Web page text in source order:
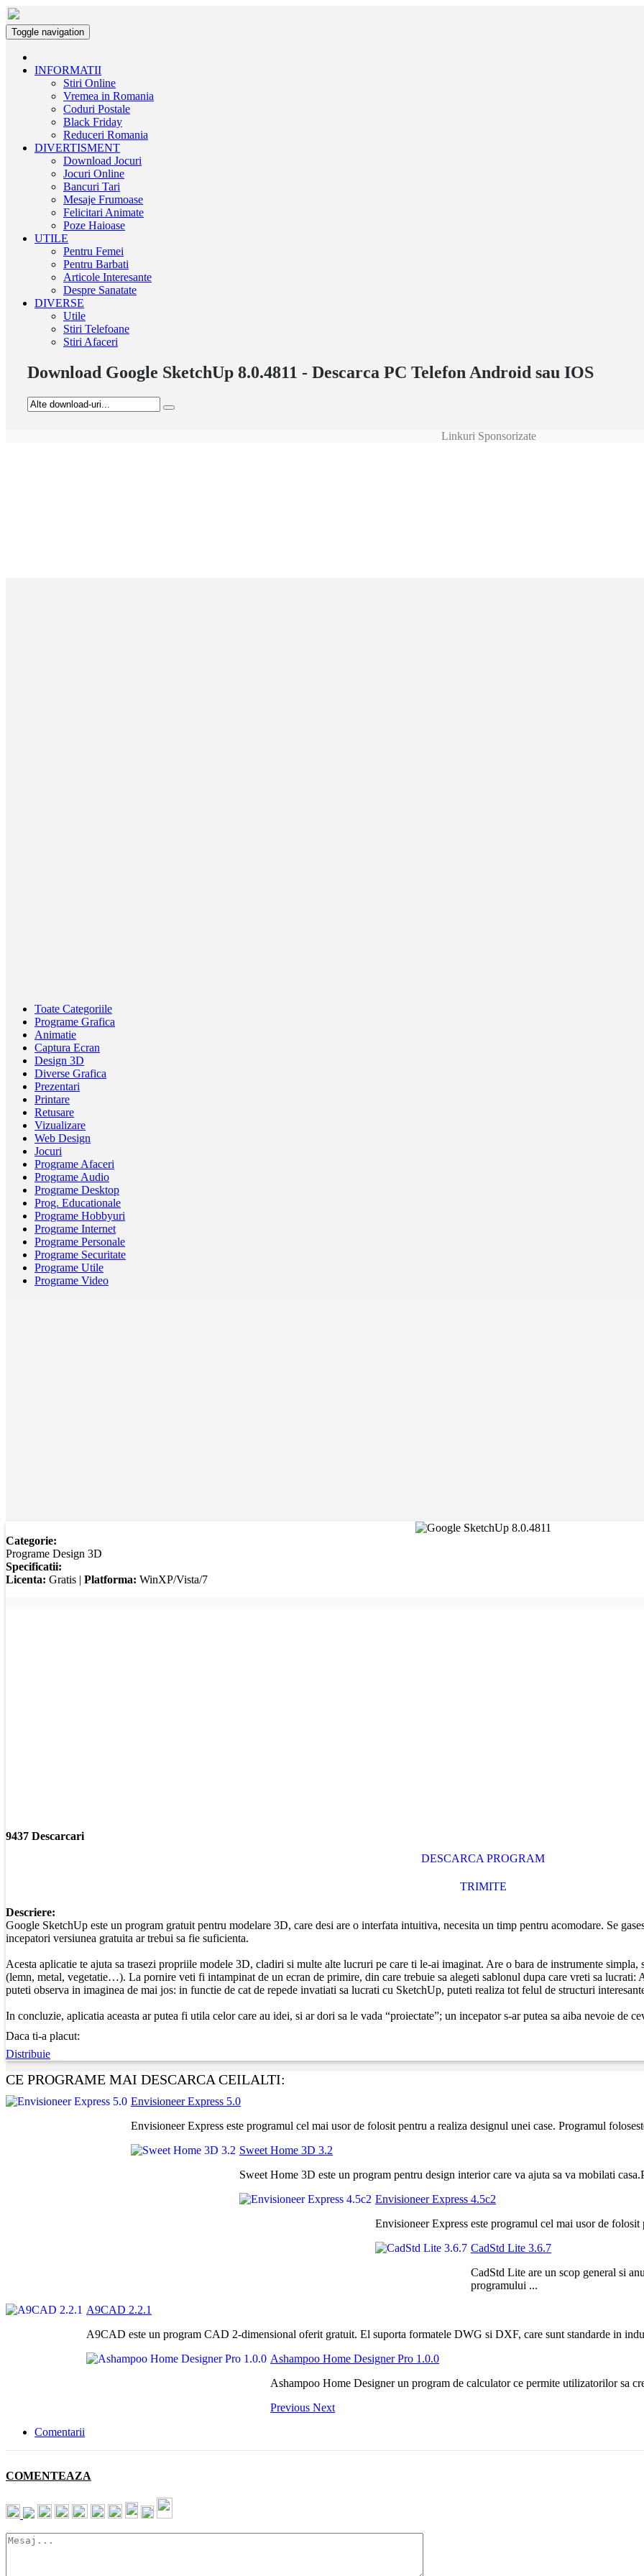
Toggle navigation
INFORMATII
Stiri Online
Vremea in Romania
Coduri Postale
Black Friday
Reduceri Romania
DIVERTISMENT
Download Jocuri
Jocuri Online
Bancuri Tari
Mesaje Frumoase
Felicitari Animate
Poze Haioase
UTILE
Pentru Femei
Pentru Barbati
Articole Interesante
Despre Sanatate
DIVERSE
Utile
Stiri Telefoane
Stiri Afaceri
Download Google SketchUp 8.0.4811 - Descarca PC Telefon Android sau IOS
Linkuri Sponsorizate
Toate Categoriile
Programe Grafica
Animatie
Captura Ecran
Design 3D
Diverse Grafica
Prezentari
Printare
Retusare
Vizualizare
Web Design
Jocuri
Programe Afaceri
Programe Audio
Programe Desktop
Prog. Educationale
Programe Hobbyuri
Programe Internet
Programe Personale
Programe Securitate
Programe Utile
Programe Video
Categorie:
Programe Design 3D
Specificatii:
Licenta: Gratis | Platforma: WinXP/Vista/7
9437 Descarcari
DESCARCA PROGRAM
TRIMITE
Descriere:
Google SketchUp este un program gratuit pentru modelare 3D, care desi are o interfata intuitiva, necesita un timp pentru acomodare. Se
incepatori versiunea gratuita ar trebui sa fie suficienta.
Acesta aplicatie te ajuta sa trasezi propriile modele 3D, cladiri si multe alte lucruri pe care ti le-ai imaginat. Are o bara de instrumente
(lemn, metal, vegetatie…). La pornire veti fi intampinat de un ecran de primire, din care trebuie sa alegeti sablonul dupa care vreti sa lucrati:
puteti observa in imaginea de mai jos: in functie de cat de repede invatiati sa lucrati cu SketchUp, puteti realiza tot felul de structuri
In concluzie, aplicatia aceasta ar putea fi utila celor care au idei, si ar dori sa le vada “proiectate”; un incepator s-ar putea sa aiba nevoie de
Daca ti-a placut:
Distribuie
CE PROGRAME MAI DESCARCA CEILALTI:
Envisioneer Express 5.0
Envisioneer Express este programul cel mai usor de folosit pentru a realiza designul unei case. Programul
Sweet Home 3D 3.2
Sweet Home 3D este un program pentru design interior care va ajuta sa va mobilati
Envisioneer Express 4.5c2
Envisioneer Express este programul cel mai usor de
CadStd Lite 3.6.7
CadStd Lite are un scop general si
programului ...
A9CAD 2.2.1
A9CAD este un program CAD 2-dimensional oferit gratuit. El suporta formatele DWG si DXF, care sunt standarde in
Ashampoo Home Designer Pro 1.0.0
Ashampoo Home Designer un program de calculator ce permite utilizatorilor sa
Previous Next
Comentarii
COMENTEAZA